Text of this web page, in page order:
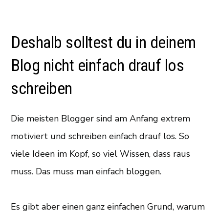
Deshalb solltest du in deinem
Blog nicht einfach drauf los
schreiben
Die meisten Blogger sind am Anfang extrem
motiviert und schreiben einfach drauf los. So
viele Ideen im Kopf, so viel Wissen, dass raus
muss. Das muss man einfach bloggen.
Es gibt aber einen ganz einfachen Grund, warum